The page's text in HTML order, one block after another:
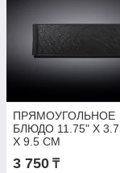
ПРЯМОУГОЛЬНОЕ
БЛЮДО 11.75" X
X 9.5 CM
3 750 ₸